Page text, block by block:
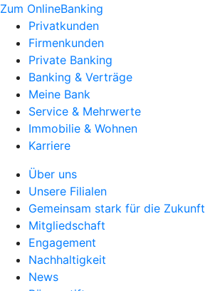
Zum OnlineBanking
Privatkunden
Firmenkunden
Private Banking
Banking & Verträge
Meine Bank
Service & Mehrwerte
Immobilie & Wohnen
Karriere
Über uns
Unsere Filialen
Gemeinsam stark für die Zukunft
Mitgliedschaft
Engagement
Nachhaltigkeit
News